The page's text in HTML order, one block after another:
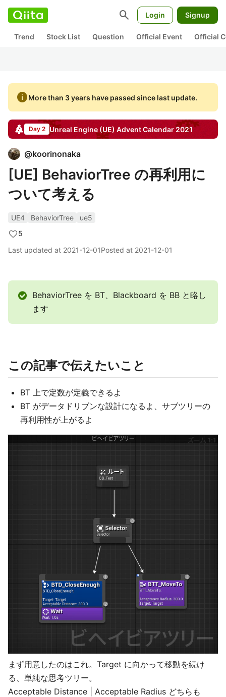
search Login Signup
Trend Stock List Question Official Event Official
infoMore than 3 years have passed since last update.
Day 2 Unreal Engine (UE) Advent Calendar2021
@koorinonaka
[UE] BehaviorTree の再利用に
ついて考える
UE4 BehaviorTree
ue5
5
Last updated at 2021-12-01Posted at 2021-12-01
BehaviorTree を BT、Blackboard を BB と略し
ます
この記事で伝えたいこと
BT 上で定数が定義できるよ
BT がデータドリブンな設計になるよ、サブツリーの
再利用性が上がるよ
まず用意したのはこれ。Target に向かって移動を続け
る、単純な思考ツリー。
Acceptable Distance | Acceptable Radius どちらも